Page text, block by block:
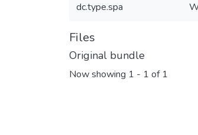
dc.type.spa
Files
Original bundle
Now showing 1 - 1 of 1